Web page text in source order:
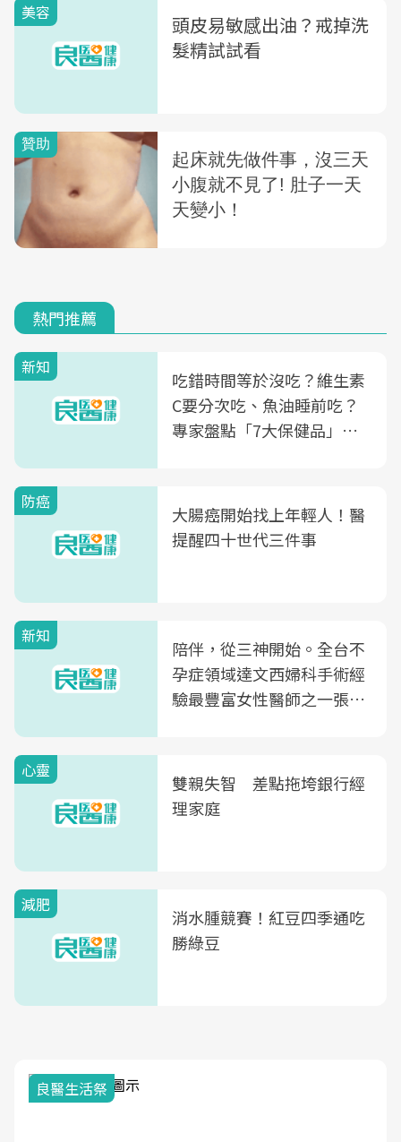
美容
頭皮易敏感出油？戒掉洗
髮精試試看
熱門推薦
新知
吃錯時間等於沒吃？維生素
C要分次吃、魚油睡前吃？
專家盤點「7大保健品」的
防癌
大腸癌開始找上年輕人！醫
提醒四十世代三件事
新知
陪伴，從三神開始。全台不
孕症領域達文西婦科手術經
驗最豐富女性醫師之一張永
光田醫院建構360度女性健
康照護生態圈
心靈
雙親失智 差點拖垮銀行經
理家庭
減肥
消水腫競賽！紅豆四季通吃
勝綠豆
良醫生活祭